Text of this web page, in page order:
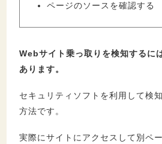
ページのソースを確認する
Webサイト乗っ取りを検知するに
あります。
セキュリティソフトを利用して検
方法です。
実際にサイトにアクセスして別ペ